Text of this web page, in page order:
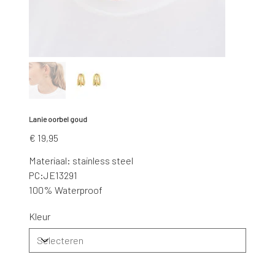
Lanie oorbel goud
Prijs
€ 19,95
Materiaal: stainless steel
PC:JE13291
100% Waterproof
Kleur